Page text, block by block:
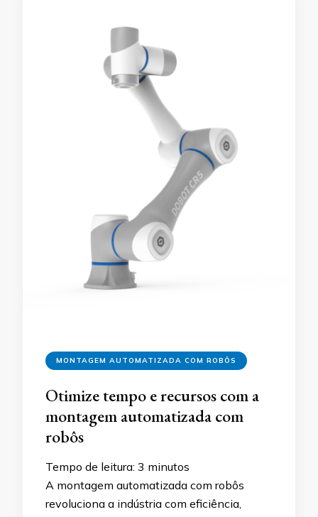
MONTAGEM AUTOMATIZADA COM ROBÔS
Otimize tempo e recursos com a
montagem automatizada com
robôs
Tempo de leitura: 3 minutos
A montagem automatizada com robôs
revoluciona a indústria com eficiência,